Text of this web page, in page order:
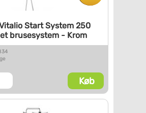
Start System 250
brusesystem - Krom
Køb